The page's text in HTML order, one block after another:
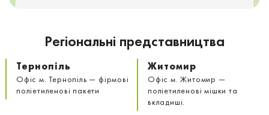
Регіональні представництва
Тернопіль
Офіс м. Тернопіль — фірмові
поліетиленові пакети
Житомир
Офіс м. Житомир —
поліетиленові мішки та
вкладиші.